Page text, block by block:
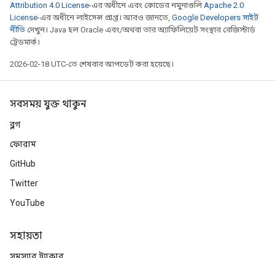
Attribution 4.0 License-এর অধীনে এবং কোডের নমুনাগুলিApache 2.0
License-এর অধীনে লাইসেন্স প্রাপ্ত। আরও জানতে, Google Developers সাইট
নীতি দেখুন। Java হল Oracle এবং/অথবা তার অ্যাফিলিয়েট সংস্থার রেজিস্টার্ড
ট্রেডমার্ক।
2026-02-18 UTC-তে শেষবার আপডেট করা হয়েছে।
সবসময় যুক্ত থাকুন
ব্লগ
ফোরাম
GitHub
Twitter
YouTube
সহায়তা